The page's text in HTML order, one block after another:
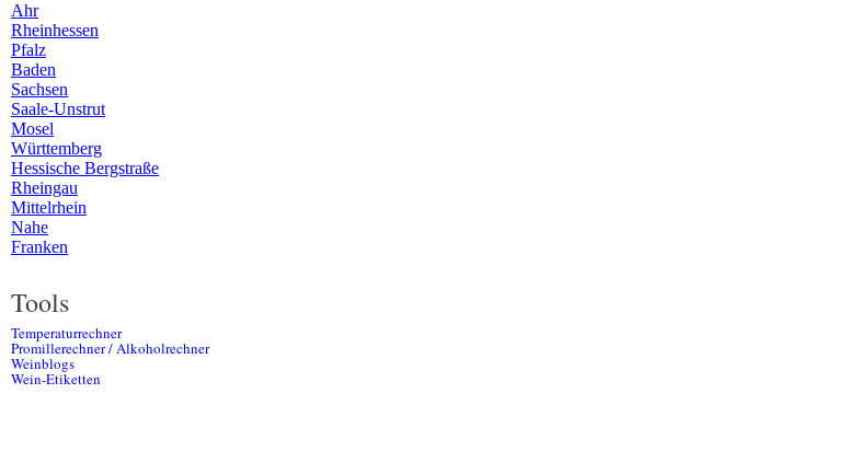
Ahr
Rheinhessen
Pfalz
Baden
Sachsen
Saale-Unstrut
Mosel
Württemberg
Hessische Bergstraße
Rheingau
Mittelrhein
Nahe
Franken
Tools
Temperaturrechner
Promillerechner / Alkoholrechner
Weinblogs
Wein-Etiketten